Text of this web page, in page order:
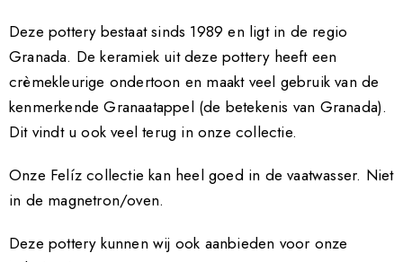
Deze pottery bestaat sinds 1989 en ligt in de regio
Granada. De keramiek uit deze pottery heeft een
crèmekleurige ondertoon en maakt veel gebruik van de
kenmerkende Granaatappel (de betekenis van Granada).
Dit vindt u ook veel terug in onze collectie.
Onze Felíz collectie kan heel goed in de vaatwasser. Niet
in de magnetron/oven.
Deze pottery kunnen wij ook aanbieden voor onze